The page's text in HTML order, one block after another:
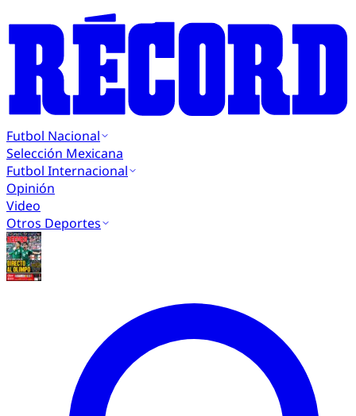
Futbol Nacional
Selección Mexicana
Futbol Internacional
Opinión
Video
Otros Deportes